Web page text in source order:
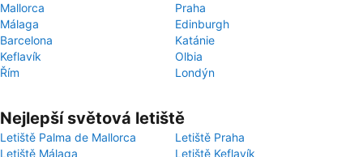
Mallorca
Praha
Málaga
Edinburgh
Barcelona
Katánie
Keflavík
Olbia
Řím
Londýn
Nejlepší světová letiště
Letiště Palma de Mallorca
Letiště Praha
Letiště Málaga
Letiště Keflavík